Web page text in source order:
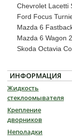
Chevrolet Lacetti
Ford Focus
Mazda 6
Mazda 6 Wagon
Skoda Octavia
ИНФОРМАЦИЯ
Жидкость
стеклоомывателя
Крепление
дворников
Неполадки